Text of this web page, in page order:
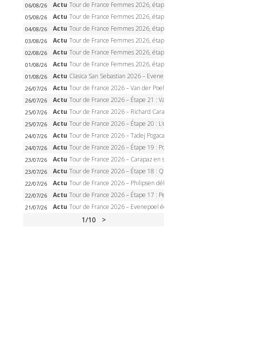
06/08/26 Actu Tour de France Femmes 2026, étape 6 – Kim Le Court-Pienaar gagne à Tournon, Reusser en jaune
05/08/26 Actu Tour de France Femmes 2026, étape 5 – Demi Vollering gagne à Belleville, Reusser en jaune, Ferrand-Prévot coule
04/08/26 Actu Tour de France Femmes 2026, étape 4 – Marlen Reusser écrase le chrono, Ferrand-Prévot en crise
03/08/26 Actu Tour de France Femmes 2026, étape 3 – Sigrid Haugset en solitaire, 88 km d’échappée, maillot jaune
02/08/26 Actu Tour de France Femmes 2026, étape 2 – Lorena Wiebes doublé à Genève, Markus héroïque, 7e record
01/08/26 Actu Tour de France Femmes 2026, étape 1 – Lorena Wiebes intouchable à Lausanne, premier maillot jaune
01/08/26 Actu Clasica San Sebastian 2026 – Evenepoel recordman, 4e victoire, Carapaz battu au sprint
26/07/26 Actu Tour de France 2026 – Van der Poel monumental à Paris, Pogacar égale le record des cinq sacres
26/07/26 Actu Tour de France 2026 – Étape 21 : Van der Poel, Pogacar, qui succédera à Wout van Aert sur les Champs-Elysées ?
25/07/26 Actu Tour de France 2026 – Richard Carapaz roi des Alpes, doublé et maillot à pois, Seixas perd le podium
25/07/26 Actu Tour de France 2026 – Étape 20 : L’étape reine, Galibier, Sarenne, Alpe d’Huez, qui succédera à Pogacar ?
24/07/26 Actu Tour de France 2026 – Tadej Pogacar dompte l’Alpe d’Huez, 5e victoire, record de Pantani pulvérisé
24/07/26 Actu Tour de France 2026 – Étape 19 : Pogacar peut-il enfin dompter l’Alpe d’Huez ?
23/07/26 Actu Tour de France 2026 – Carapaz en solitaire à Orcières-Merlette, Paret-Peintre à un point du maillot à pois
23/07/26 Actu Tour de France 2026 – Étape 18 : Qui domptera Orcières-Merlette, première marche vers l’Alpe d’Huez ?
22/07/26 Actu Tour de France 2026 – Philipsen débloque son compteur à Voiron, Pedersen en danger pour le maillot vert
22/07/26 Actu Tour de France 2026 – Étape 17 : Pedersen peut-il verrouiller le maillot vert à Voiron ?
21/07/26 Actu Tour de France 2026 – Evenepoel écrase le chrono d’Évian, Seixas 4e, Lipowitz abandonne
1/10 >